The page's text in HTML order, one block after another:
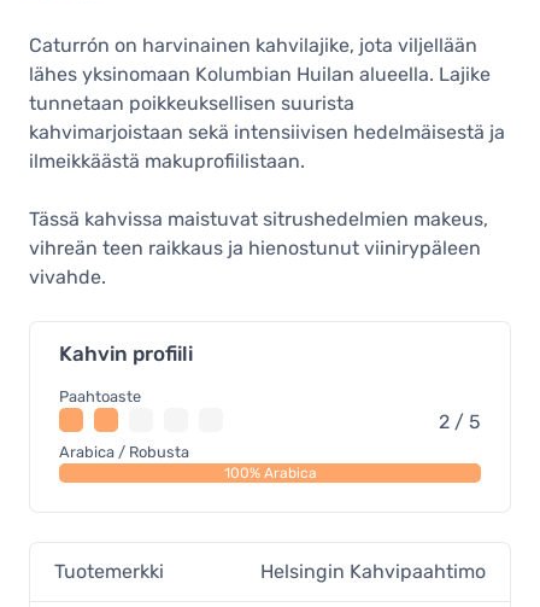
Caturrón on harvinainen kahvilajike, jota viljellään
lähes yksinomaan Kolumbian Huilan alueella. Lajike
tunnetaan poikkeuksellisen suurista
kahvimarjoistaan sekä intensiivisen hedelmäisestä ja
ilmeikkäästä makuprofiilistaan.
Tässä kahvissa maistuvat sitrushedelmien makeus,
vihreän teen raikkaus ja hienostunut viinirypäleen
vivahde.
Kahvin profiili
Paahtoaste
2 / 5
Arabica / Robusta
100% Arabica
Tuotemerkki Helsingin Kahvipaahtimo